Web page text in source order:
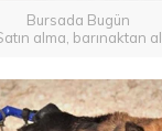
Bursada Bugün
alma, barınaktan al